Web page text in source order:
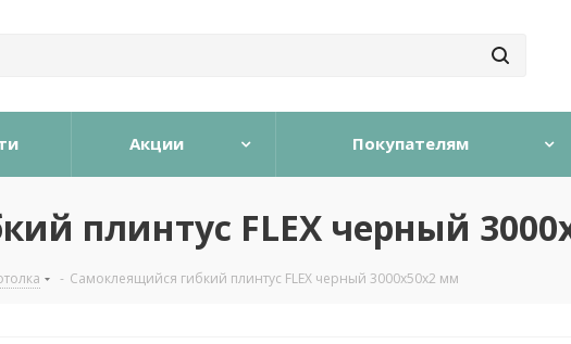
Акции Покупателям
плинтус FLEX черный
- Самоклеящийся гибкий плинтус FLEX черный 3000х50х2 мм